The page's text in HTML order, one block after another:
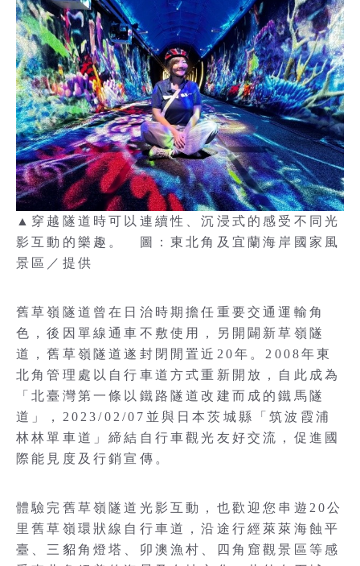
▲穿越隧道時可以連續性、沉浸式的感受不同光
影互動的樂趣。 圖：東北角及宜蘭海岸國家風
景區／提供
舊草嶺隧道曾在日治時期擔任重要交通運輸角
色，後因單線通車不敷使用，另開闢新草嶺隧
道，舊草嶺隧道遂封閉閒置近20年。2008年東
北角管理處以自行車道方式重新開放，自此成為
「北臺灣第一條以鐵路隧道改建而成的鐵馬隧
道」，2023/02/07並與日本茨城縣「筑波霞浦
林林單車道」締結自行車觀光友好交流，促進國
際能見度及行銷宣傳。
體驗完舊草嶺隧道光影互動，也歡迎您串遊20公
里舊草嶺環狀線自行車道，沿途行經萊萊海蝕平
臺、三貂角燈塔、卯澳漁村、四角窟觀景區等感